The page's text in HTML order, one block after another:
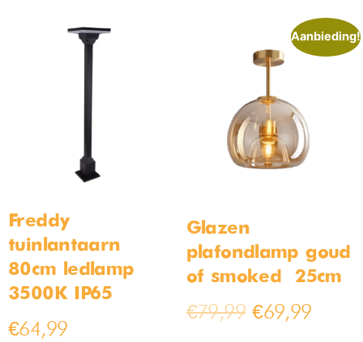
Freddy
tuinlantaarn
80cm ledlamp
3500K IP65
€64,99
Aanbieding!
Glazen
plafondlamp goud
of smoked – 25cm
€79,99 €69,99